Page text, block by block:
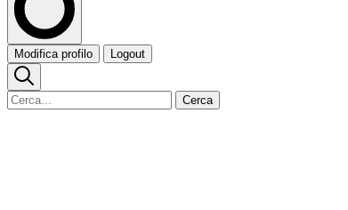
Modifica profilo Logout
Cerca